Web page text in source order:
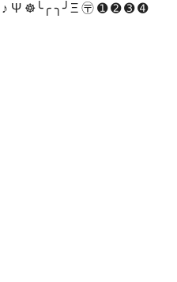
Ψ ☸╰╭ ╮╯Ξ 〶 ➊ ➋ ➌ ➍